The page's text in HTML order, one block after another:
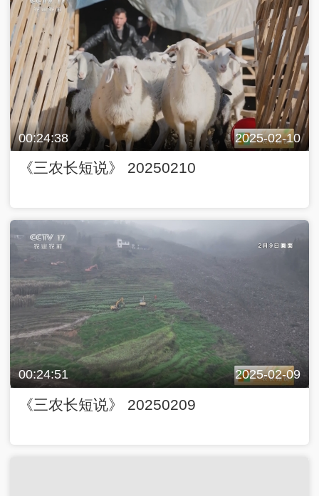
00:24:38 2025-02-10
《三农长短说》 20250210
00:24:51 2025-02-09
《三农长短说》 20250209